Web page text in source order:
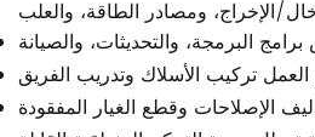
الإصلاحات وقطع الغيار المفقودة